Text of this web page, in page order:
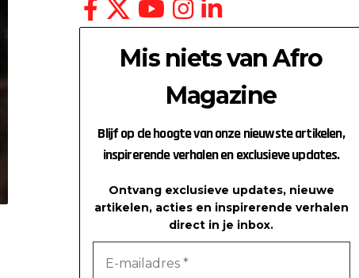
Mis niets van Afro
Magazine
Blijf op de hoogte van onze nieuwste artikelen,
inspirerende verhalen en exclusieve updates.
Ontvang exclusieve updates, nieuwe
artikelen, acties en inspirerende verhalen
direct in je inbox.